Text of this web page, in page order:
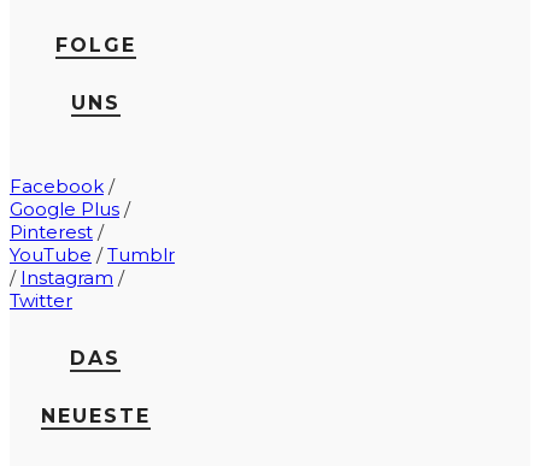
FOLGE
UNS
Facebook /
Google Plus /
Pinterest /
YouTube /Tumblr
/ Instagram /
Twitter
DAS
NEUESTE